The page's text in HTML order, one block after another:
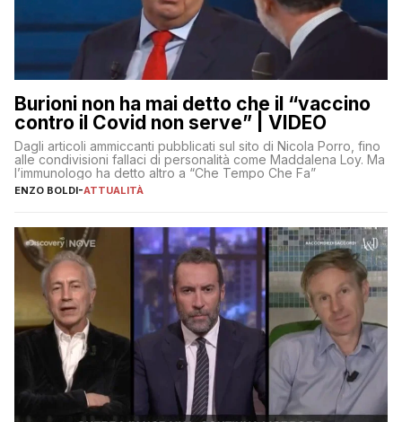
Burioni non ha mai detto che il “vaccino
contro il Covid non serve” | VIDEO
Dagli articoli ammiccanti pubblicati sul sito di Nicola Porro, fino
alle condivisioni fallaci di personalità come Maddalena Loy. Ma
l’immunologo ha detto altro a “Che Tempo Che Fa”
ENZO BOLDI-ATTUALITÀ